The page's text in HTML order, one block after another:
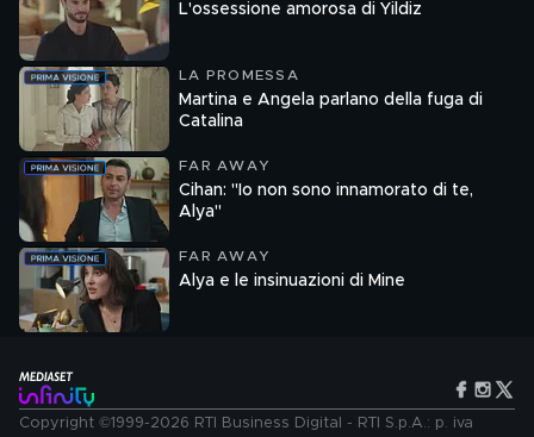
L'ossessione amorosa di Yildiz
LA PROMESSA
Martina e Angela parlano della fuga di
Catalina
FAR AWAY
Cihan: "Io non sono innamorato di te,
Alya"
FAR AWAY
Alya e le insinuazioni di Mine
Copyright ©1999-2026 RTI Business Digital - RTI S.p.A.: p. iva